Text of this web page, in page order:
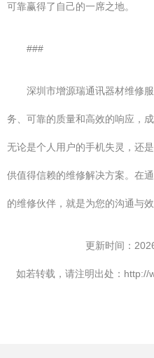
可靠赢得了自己的一席之地。
###
深圳市增源瑞通讯器材维修
务、可靠的质量和高效的响应，
无论是个人用户的手机失灵，还
供值得信赖的维修解决方案。在
的维修伙伴，就是为您的沟通与效
更新时间：
如若转载，请注明出处：